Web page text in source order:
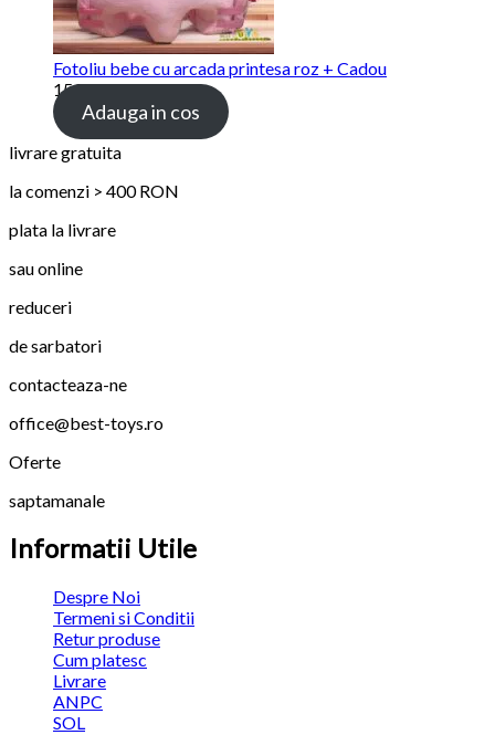
Fotoliu bebe cu arcada printesa roz + Cadou
159.00 lei
Adauga in cos
livrare gratuita
la comenzi > 400 RON
plata la livrare
sau online
reduceri
de sarbatori
contacteaza-ne
office@best-toys.ro
Oferte
saptamanale
Informatii Utile
Despre Noi
Termeni si Conditii
Retur produse
Cum platesc
Livrare
ANPC
SOL